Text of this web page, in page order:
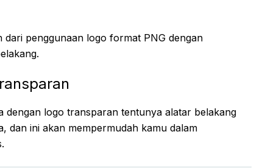
penggunaan logo format PNG dengan
dengan logo transparan tentunya alatar belakang
dan ini akan mempermudah kamu dalam